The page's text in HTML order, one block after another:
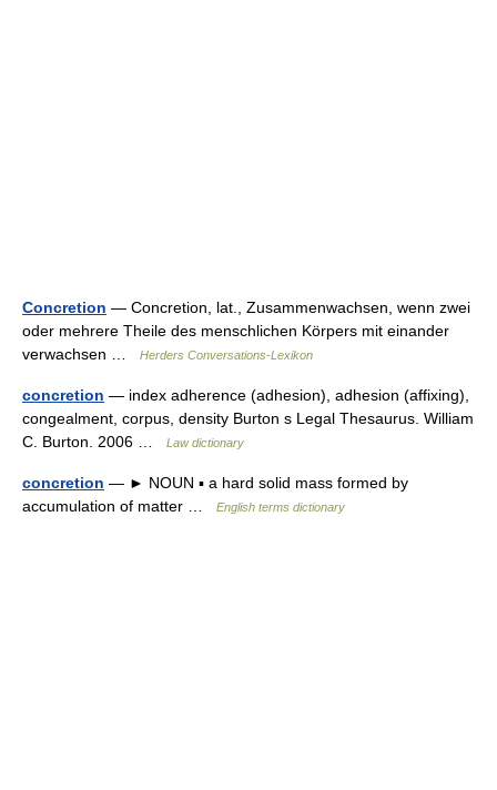
Concretion — Concretion, lat., Zusammenwachsen, wenn zwei
oder mehrere Theile des menschlichen Körpers mit einander
verwachsen …
Herders Conversations-Lexikon
concretion — index adherence (adhesion), adhesion (affixing),
congealment, corpus, density Burton s Legal Thesaurus. William
C. Burton. 2006 …
Law dictionary
concretion — ► NOUN ▪ a hard solid mass formed by
accumulation of matter …
English terms dictionary